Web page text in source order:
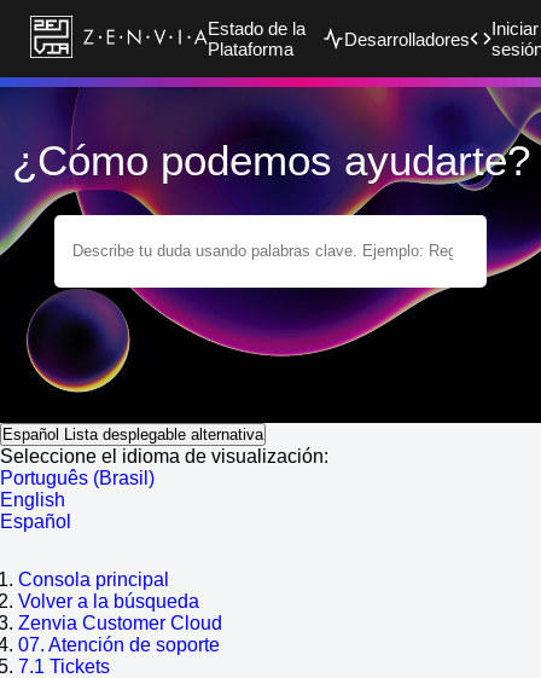
Estado de la
Plataforma
Desarrolladores
Iniciar
¿Cómo podemos ayudarte?
Español Lista desplegable alternativa
Seleccione el idioma de visualización:
Português (Brasil)
English
Español
Consola principal
Volver a la búsqueda
Zenvia Customer Cloud
07. Atención de soporte
7.1 Tickets